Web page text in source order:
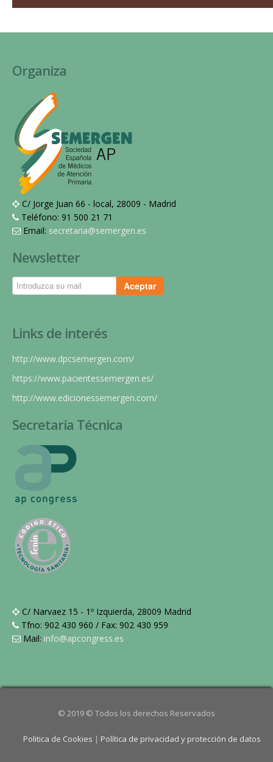
Organiza
C/ Jorge Juan 66 - local, 28009 - Madrid
Teléfono: 91 500 21 71
Email: secretaria@semergen.es
Newsletter
Aceptar
Links de interés
http://www.dpcsemergen.com/
https://www.pacientessemergen.es/
http://www.edicionessemergen.com/
Secretaría Técnica
C/ Narvaez 15 - 1º Izquierda, 28009 Madrid
Tfno: 902 430 960 / Fax: 902 430 959
Mail: info@apcongress.es
© 2019 © Todos los derechos Reservados
Politica de Cookies | Política de privacidad y protección de datos